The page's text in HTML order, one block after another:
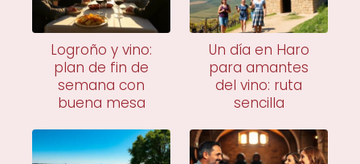
Logroño y vino:
plan de fin de
semana con
buena mesa
Un día en Haro
para amantes
del vino: ruta
sencilla